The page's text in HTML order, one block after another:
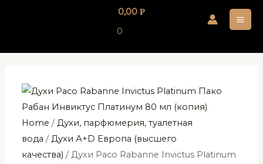
0,00 Р
0
Home /Духи, парфюмерия, туалетная
вода /Духи А+D Европа (высшего
качества) / Духи Paco Rabanne Invictus Platinum